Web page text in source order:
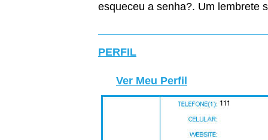
esqueceu a senha?. Um
PERFIL
Ver Meu Perfil